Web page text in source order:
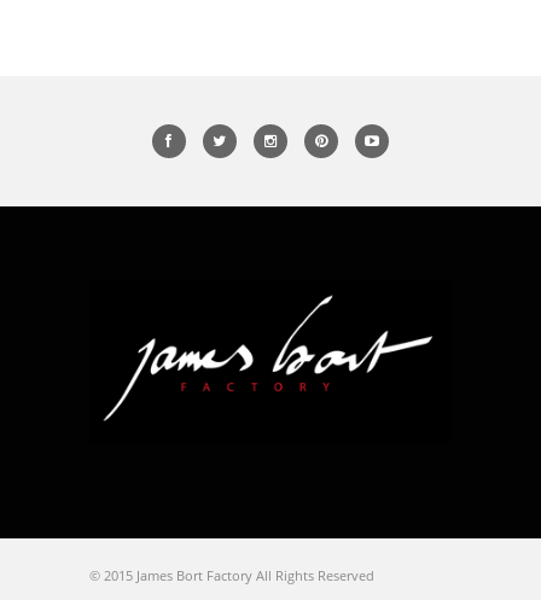
© 2015 James Bort Factory All Rights Reserved